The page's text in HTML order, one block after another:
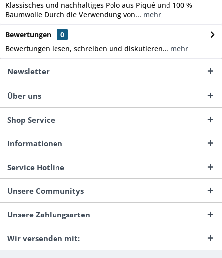
Klassisches und nachhaltiges Polo aus Piqué und 100 %
Baumwolle Durch die Verwendung von... mehr
Bewertungen
0
Bewertungen lesen, schreiben und diskutieren... mehr
Newsletter
Über uns
Shop Service
Informationen
Service Hotline
Unsere Communitys
Unsere Zahlungsarten
Wir versenden mit: